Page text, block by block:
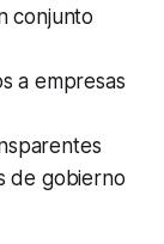
conjunto
a empresas
de gobierno